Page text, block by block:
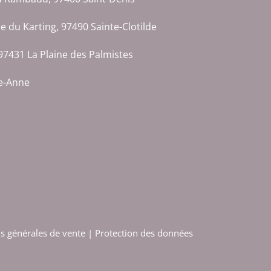
du Karting, 97490 Sainte-Clotilde
La Plaine des Palmistes
Anne
générales de vente| Protection des données